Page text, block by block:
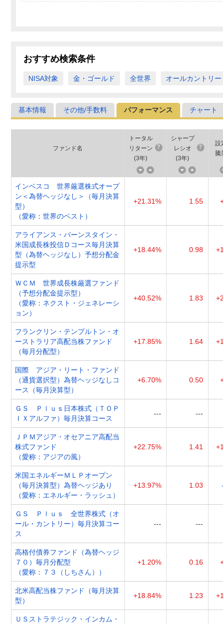
おすすめ検索条件
NISA対象 金・ゴールド 全世界 オールカントリー
基本情報 その他/手数料 パフォーマンス チャート
ファンド名
トータル
リターン
(3年)
シャープ
レシオ
(3年)
設
騰
インベスコ 世界厳選株式オープ
ン＜為替ヘッジなし＞（毎月決算
型）
（愛称：世界のベスト）
+21.31% 1.55
アライアンス・バーンスタイン・
米国成長株投信Ｄコース毎月決算
型（為替ヘッジなし）予想分配金
提示型
+18.44% 0.98
ＷＣＭ 世界成長株厳選ファンド
（予想分配金提示型）
（愛称：ネクスト・ジェネレーシ
ョン）
+40.52% 1.83
フランクリン・テンプルトン・オ
ーストラリア高配当株ファンド
（毎月分配型）
+17.85% 1.64
国際 アジア・リート・ファンド
（通貨選択型）為替ヘッジなしコ
ース（毎月決算型）
+6.70% 0.50
ＧＳ Ｐｌｕｓ日本株式（ＴＯＰ
ＩＸアルファ）毎月決算コース
--- ---
ＪＰＭアジア・オセアニア高配当
株式ファンド
（愛称：アジアの風）
+22.75% 1.41
米国エネルギーＭＬＰオープン
（毎月決算型）為替ヘッジあり
（愛称：エネルギー・ラッシュ）
+13.97% 1.03
ＧＳ Ｐｌｕｓ 全世界株式（オ
ール・カントリー）毎月決算コー
ス
--- ---
高格付債券ファンド（為替ヘッジ
７０）毎月分配型
（愛称：７３（しちさん））
+1.20% 0.16
北米高配当株ファンド（毎月決算
型）
+18.84% 1.23
ＵＳストラテジック・インカム・